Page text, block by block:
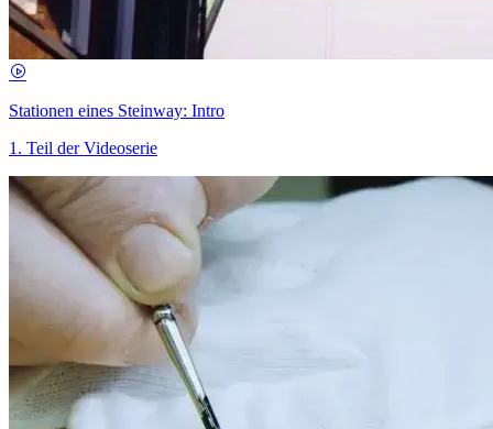
Stationen eines Steinway: Intro
1. Teil der Videoserie